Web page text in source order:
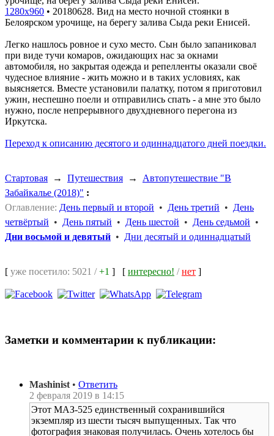
1280x960 • 20180628. Вид на место ночной стоянки в
Белоярском урочище, на берегу залива Сыда реки Енисей.
Легко нашлось ровное и сухо место. Сын было запаниковал
при виде тучи комаров, ожидающих нас за окнами
автомобиля, но закрытая одежда и репелленты оказали своё
чудесное влияние - жить можно и в таких условиях, как
выясняется. Вместе установили палатку, потом я приготовил
ужин, неспешно поели и отправились спать - а мне это было
нужно, после непрерывного двухдневного перегона из
Иркутска.
Переход к описанию десятого и одиннадцатого дней поездки.
Стартовая → Путешествия → Автопутешествие "В
Забайкалье (2018)" :
Оглавление: День первый и второй • День третий • День
четвёртый • День пятый • День шестой • День седьмой •
Дни восьмой и девятый • Дни десятый и одиннадцатый
[ уже посетило: 5021 /+1 ] [ интересно! /нет ]
Заметки и комментарии к публикации:
Mashinist • Ответить
2 февраля 2019 в 14:15
Этот МАЗ-525 единственный сохранившийся
экземпляр из шести тысяч выпущенных. Так что
фотография знаковая получилась. Очень хотелось бы